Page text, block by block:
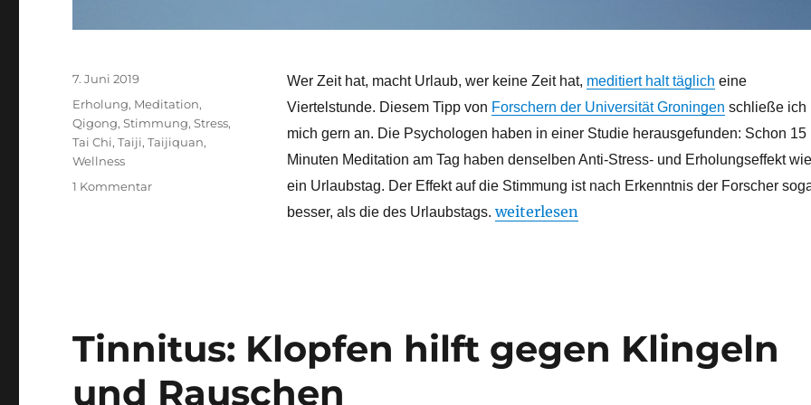
Wer Zeit hat, macht Urlaub, wer keine Zeit hat, meditiert halt täglich eine
Viertelstunde. Diesem Tipp von Forschern der Universität Groningen schließe ich
mich gern an. Die Psychologen haben in einer Studie herausgefunden: Schon 15
Minuten Meditation am Tag haben denselben Anti-Stress- und Erholungseffekt wie
ein Urlaubstag. Der Effekt auf die Stimmung ist nach Erkenntnis der Forscher
besser, als die des Urlaubstags.„Meditation ist besser als Urlaub“
weiterlesen
Veröffentlicht
am
7. Juni 2019
Schlagwörter
Erholung, Meditation,
Qigong,Stimmung,Stress,
Tai Chi,Taiji,Taijiquan,
Wellness
1 Kommentarzu
Tinnitus: Klopfen hilft gegen Klingeln
und Rauschen